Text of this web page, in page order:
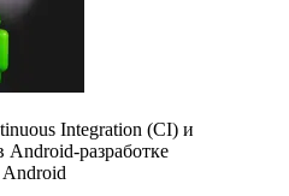
Integration (CI) и
разработке
Android